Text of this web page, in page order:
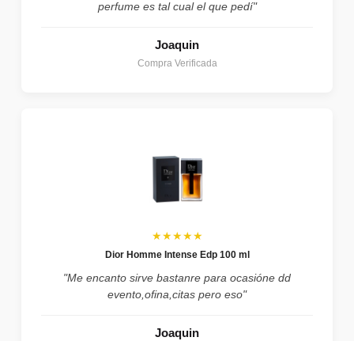
perfume es tal cual el que pedí"
Joaquin
Compra Verificada
★★★★★
Dior Homme Intense Edp 100 ml
"Me encanto sirve bastanre para ocasióne dd
evento,ofina,citas pero eso"
Joaquin